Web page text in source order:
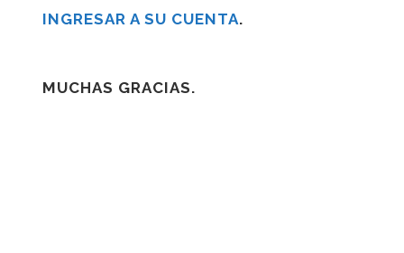
INGRESAR A SU CUENTA.
MUCHAS GRACIAS.